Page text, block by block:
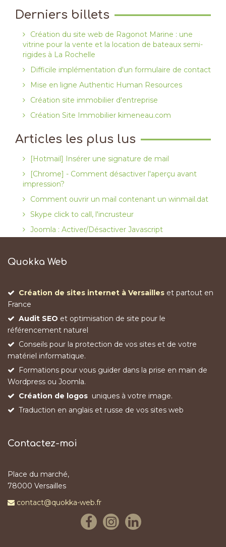
Derniers billets
Création du site web de Ragonot Marine : une
vitrine pour la vente et la location de bateaux semi-
rigides à La Rochelle
Difficile implémentation d'un formulaire de contact
Mise en ligne Authentic Human Resources
Création site immobilier d'entreprise
Création Site Immobilier kimeneau.com
Articles les plus lus
[Hotmail] Insérer une signature de mail
[Chrome] - Comment désactiver l'aperçu avant
impression?
Comment ouvrir un mail contenant un winmail.dat
Skype click to call, l'incrusteur
Joomla : Activer/Désactiver Javascript
Quokka Web
Création de sites internet à Versailles et partout en
France
Audit SEO et optimisation de site pour le
référencement naturel
Conseils pour la protection de vos sites et de votre
matériel informatique.
Formations pour vous guider dans la prise en main de
Wordpress ou Joomla.
Création de logos uniques à votre image.
Traduction en anglais et russe de vos sites web
Contactez-moi
Place du marché,
78000 Versailles
contact@quokka-web.fr